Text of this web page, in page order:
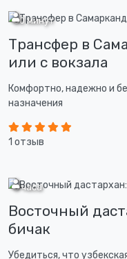
30 минут
Трансфер в
или с вокзала
Комфортно, надежно и
назначения
1 отзыв
3 часа
Восточный
бичак
Убедиться, что